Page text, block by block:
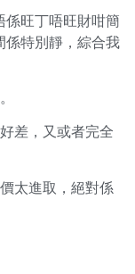
係旺丁唔旺財咁簡
係特別靜，綜合我
差，又或者完全
太進取，絕對係